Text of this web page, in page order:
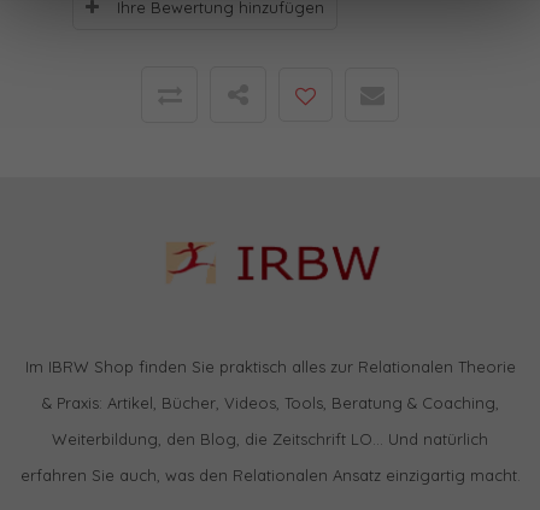
Ihre Bewertung hinzufügen
Im IBRW Shop finden Sie praktisch alles zur Relationalen Theorie
& Praxis: Artikel, Bücher, Videos, Tools, Beratung & Coaching,
Weiterbildung, den Blog, die Zeitschrift LO… Und natürlich
erfahren Sie auch, was den Relationalen Ansatz einzigartig macht.